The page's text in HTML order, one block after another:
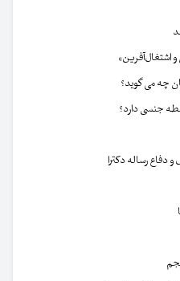
چه می گوید؟
جنسی دارد؟
و دفاع رساله دکترا